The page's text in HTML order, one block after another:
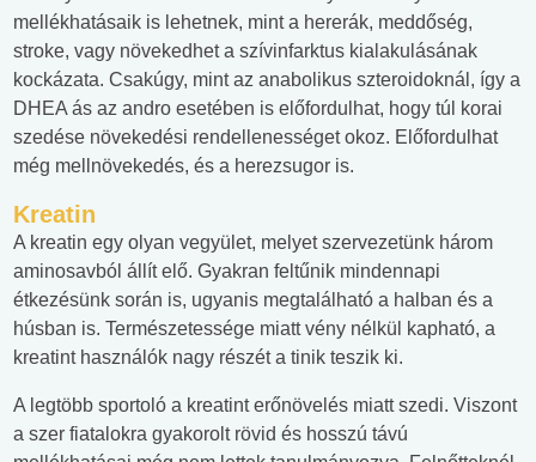
mellékhatásaik is lehetnek, mint a hererák, meddőség,
stroke, vagy növekedhet a szívinfarktus kialakulásának
kockázata. Csakúgy, mint az anabolikus szteroidoknál, így a
DHEA ás az andro esetében is előfordulhat, hogy túl korai
szedése növekedési rendellenességet okoz. Előfordulhat
még mellnövekedés, és a herezsugor is.
Kreatin
A kreatin egy olyan vegyület, melyet szervezetünk három
aminosavból állít elő. Gyakran feltűnik mindennapi
étkezésünk során is, ugyanis megtalálható a halban és a
húsban is. Természetessége miatt vény nélkül kapható, a
kreatint használók nagy részét a tinik teszik ki.
A legtöbb sportoló a kreatint erőnövelés miatt szedi. Viszont
a szer fiatalokra gyakorolt rövid és hosszú távú